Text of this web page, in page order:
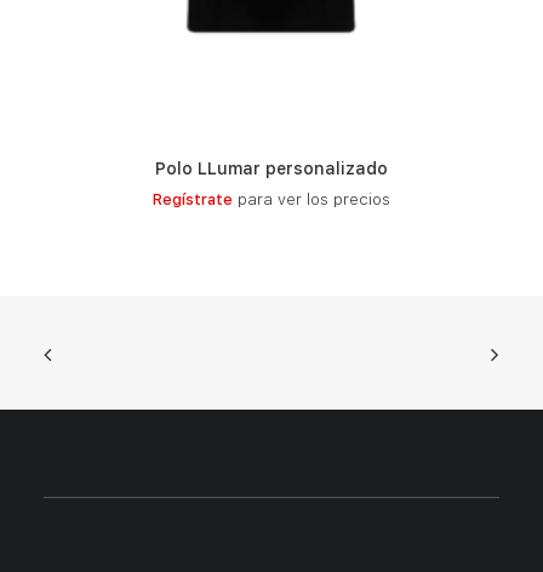
Polo LLumar personalizado
Regístrate para ver los precios